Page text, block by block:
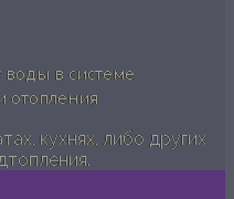
воды в системе
отопления
кухнях, либо других